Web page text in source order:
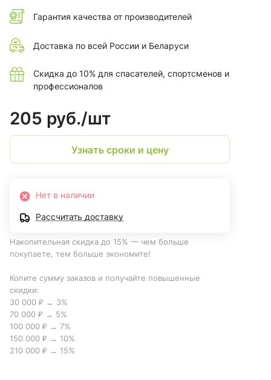
Гарантия качества от производителей
Доставка по всей России и Беларуси
Скидка до 10% для спасателей, спортсменов и
профессионалов
205 руб./шт
Узнать сроки и цену
Нет в наличии
Рассчитать доставку
Накопительная скидка до 15% — чем больше
покупаете, тем больше экономите!
Копите сумму заказов и получайте повышенные
скидки:
30 000 ₽ → 3%
70 000 ₽ → 5%
100 000 ₽ → 7%
150 000 ₽ → 10%
210 000 ₽ → 15%